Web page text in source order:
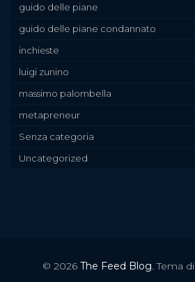
guido delle piane
guido delle piane condannato
inchieste
luigi zunino
massimo palombella
metapreneur
Senza categoria
Uncategorized
© 2026 The Feed Blog. Tema di